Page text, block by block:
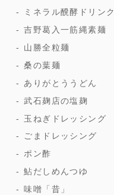
ミネラル醗酵ドリンク
吉野葛入一筋縄素麺
山勝全粒麺
桑の葉麺
ありがとううどん
武石麹店の塩麹
玉ねぎドレッシング
ごまドレッシング
ポン酢
鮎だしめんつゆ
味噌「昔」